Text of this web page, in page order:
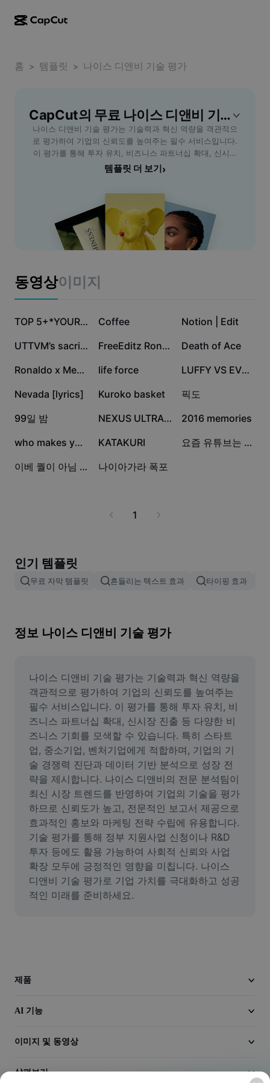
CapCut 데스크톱
CapCut Pad
CapCut 모바일
동영상 스튜디오
AI 동영상 생성기
AI 이미지 생성기
Dreamina Seedance 2.5
Nano Banana Pro
이미지 병합
이미지 비율 조정
밈 생성기
AI Text Remover
AI People Remover
AI Inpainting
Face Cutout
동영상
동영상 배경 삭제
품질 보정
동영상 에디터
동영상 변환기
동영상 에디터 및 생성기
이미지 에디터 및 생성기
음성 생성기 및 에디터
사용 사례
마케팅
소셜 미디어 템플릿
더 보기
효과 템플릿
산업 템플릿
요약 템플릿
이니셔티브
제휴 사용자
크리에이티브 파트너 프로그램
CapCut 크리에이티브 캠퍼스
보안 센터
고객 지원 센터
CapCut 서비스 약관 정보
Dreamina Seedance 2.0 Launch
홈 > 템플릿 > 나이스 디앤비 기술 평가
CapCut의 무료 나이스 디앤비 기술 평가 템플릿
나이스 디앤비 기술 평가는 기술력과 혁신 역량을 객관적으
로 평가하여 기업의 신뢰도를 높여주는 필수 서비스입니다.
이 평가를 통해 투자 유치, 비즈니스 파트너십 확대, 신시장
진출 등 다양한 비즈니스 기회를 모색할 수 있습니다. 특히 스
이스 디앤비의 전문 분석팀이 최신 시장 트렌드를 반영하여
기업의 기술을 평가하므로 신뢰도가 높고, 전문적인 보고서
제공으로 효과적인 홍보와 마케팅 전략 수립에 유용합니다.
기술 평가를 통해 정부 지원사업 신청이나 R&D 투자 등에도
활용 가능하여 사회적 신뢰와 사업 확장 모두에 긍정적인 영
화하고 성공적인 미래를 준비하세요.
템플릿 더 보기 ›
동영상이미지
29.2만 TOP 5+*YOUR TEXT* 12.7만
Coffee 10.8만
Notion | Edit
4.4만 UTTVM’s sacrifices 2.7만 FreeEditz Ronaldinho 2.7만
Death of Ace
1.5만 Ronaldo x Messi Ney 1만
life force 8.3천 LUFFY VS EVERYBODY
5.2천
Nevada [lyrics] 5.1천
Kuroko basket 4.9천
픽도
2.1천
99일 밤 1.6천 NEXUS ULTRAMAN 1천
2016 memories
778 who makes you smile 385
KATAKURI 32 요즘 유튜브는 엄청 떡락하더라구요..
4 이베 퀄이 아님 Wow 0
나이아가라 폭포
1
인기 템플릿
무료 자막 템플릿 흔들리는 텍스트 효과 타이핑 효과
정보 나이스 디앤비 기술 평가
나이스 디앤비 기술 평가는 기술력과 혁신 역량을
객관적으로 평가하여 기업의 신뢰도를 높여주는
필수 서비스입니다. 이 평가를 통해 투자 유치, 비
즈니스 파트너십 확대, 신시장 진출 등 다양한 비
즈니스 기회를 모색할 수 있습니다. 특히 스타트
업, 중소기업, 벤처기업에게 적합하며, 기업의 기
술 경쟁력 진단과 데이터 기반 분석으로 성장 전
략을 제시합니다. 나이스 디앤비의 전문 분석팀이
최신 시장 트렌드를 반영하여 기업의 기술을 평가
하므로 신뢰도가 높고, 전문적인 보고서 제공으로
효과적인 홍보와 마케팅 전략 수립에 유용합니다.
기술 평가를 통해 정부 지원사업 신청이나 R&D
투자 등에도 활용 가능하여 사회적 신뢰와 사업
확장 모두에 긍정적인 영향을 미칩니다. 나이스
디앤비 기술 평가로 기업 가치를 극대화하고 성공
적인 미래를 준비하세요.
제품
AI 기능
이미지 및 동영상
살펴보기